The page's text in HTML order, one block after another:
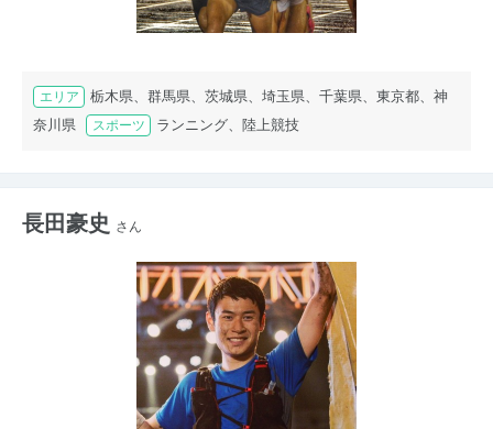
エリア
栃木県、群馬県、茨城県、埼玉県、千葉県、東京都、神
奈川県
スポーツ ランニング、陸上競技
長田豪史 さん